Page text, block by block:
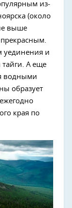
из-
(около
выше
уединения и
А еще
водными
образует
края по